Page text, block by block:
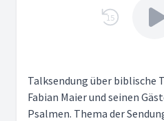
15
Talksendung über biblische
Fabian Maier und seinen
Psalmen. Thema der